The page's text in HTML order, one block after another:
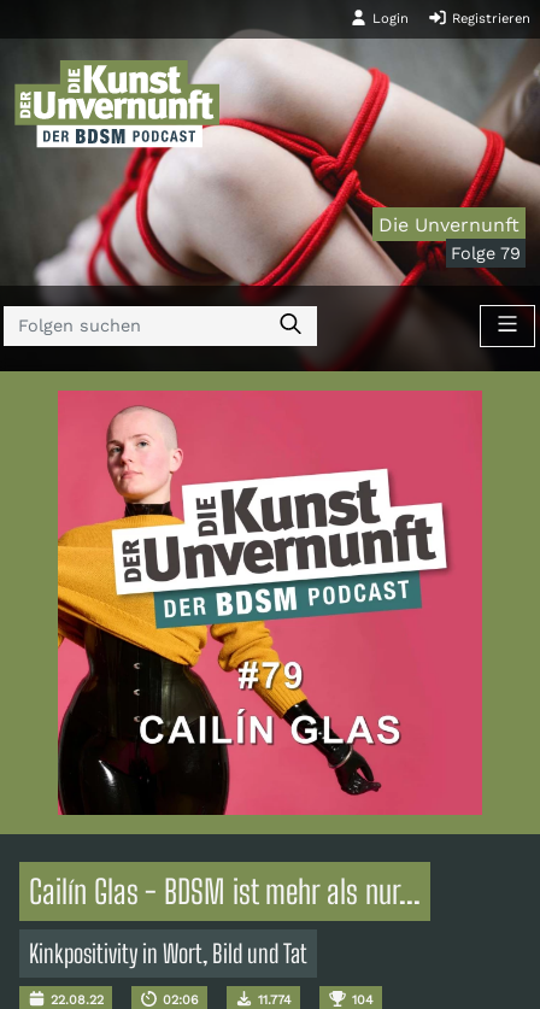
Login Registrieren
Die Unvernunft
Folge 79
Cailín Glas - BDSM ist mehr als nur...
Kinkpositivity in Wort, Bild und Tat
22.08.22 02:06 11.774 104